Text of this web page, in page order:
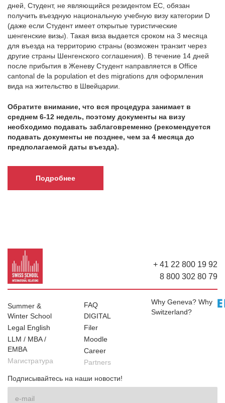
дней, Студент, не являющийся резидентом ЕС, обязан
получить въездную национальную учебную визу категории D
(даже если Студент имеет открытые туристические
шенгенские визы). Такая виза выдается сроком на 3 месяца
для въезда на территорию страны (возможен транзит через
другие страны Шенгенского соглашения). В течение 14 дней
после прибытия в Женеву Студент направляется в Office
cantonal de la population et des migrations для оформления
вида на жительство в Швейцарии.
Обратите внимание, что вся процедура занимает в
среднем 6-12 недель, поэтому документы на визу
необходимо подавать заблаговременно (рекомендуется
подавать документы не позднее, чем за 4 месяца до
предполагаемой даты въезда).
Подробнее
FAQ
DIGITAL
Filer
Moodle
Career
Partners
Summer &
Winter School
Legal English
LLM / MBA /
EMBA
Магистратура
Why Geneva? Why
Switzerland?
+ 41 22 800 19 92
8 800 302 80 79
Подписывайтесь на наши новости!